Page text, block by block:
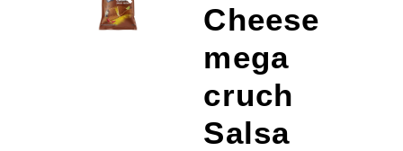
Cheese
mega
cruch
Salsa